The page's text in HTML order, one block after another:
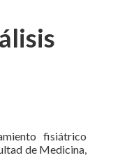
fisiátrico
de Medicina,